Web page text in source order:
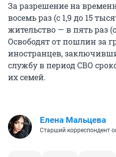
За разрешение на
восемь раз (с 1,9 до 15
жительство — в пять раз
Освободят от пошлин за
иностранцев,
службу в период СВО
их семей.
Елена Мальцева
Старший корреспондент